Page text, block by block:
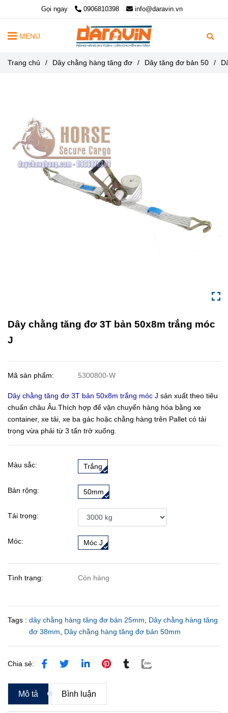
Gọi ngay 0906810398 info@daravin.vn
MENU
Trang chủ / Dây chằng hàng tăng đơ / Dây tăng đơ bản 50 /
Dây chằng tăng đơ 3T bản 50x8m trắng móc
J
Mã sản phẩm: 5300800-W
Dây chằng tăng đơ 3T bản 50x8m trắng móc J sản xuất theo tiêu
chuẩn châu Âu.Thích hợp để vận chuyển hàng hóa bằng xe
container, xe tải, xe ba gác hoặc chằng hàng trên Pallet có tải
trọng vừa phải từ 3 tấn trở xuống.
Màu sắc: Trắng
Bản rộng: 50mm
Tải trọng:
Móc: Móc J
Tình trạng: Còn hàng
Tags : dây chằng hàng tăng đơ bản 25mm
Dây chằng hàng tăng
đơ 38mm
Dây chằng hàng tăng đơ bản 50mm
Chia sẻ:
Mô tả Bình luận